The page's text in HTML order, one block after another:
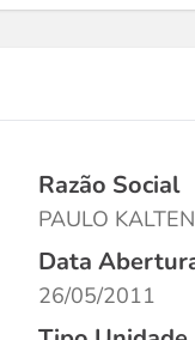
Razão Social
PAULO
Data
26/05/2011